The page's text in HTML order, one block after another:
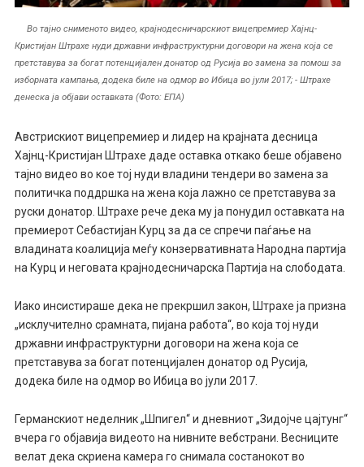
Во тајно снименото видео, крајнодесничарскиот вицепремиер Хајнц-
Кристијан Штрахе нуди државни инфраструктурни договори на жена која се
претставува за богат потенцијален донатор од Русија во замена за помош за
изборната кампања, додека биле на одмор во Ибица во јули 2017; - Штрахе
денеска ја објави оставката (Фото: ЕПА)
Австрискиот вицепремиер и лидер на крајната десница
Хајнц-Кристијан Штрахе даде оставка откако беше објавено
тајно видео во кое тој нуди владини тендери во замена за
политичка поддршка на жена која лажно се претставува за
руски донатор. Штрахе рече дека му ја понудил оставката на
премиерот Себастијан Курц за да се спречи паѓање на
владината коалиција меѓу конзервативната Народна партија
на Курц и неговата крајнодесничарска Партија на слободата.
Иако инсистираше дека не прекршил закон, Штрахе ја призна
„исклучително срамната, пијана работа“, во која тој нуди
државни инфраструктурни договори на жена која се
претставува за богат потенцијален донатор од Русија,
додека биле на одмор во Ибица во јули 2017.
Германскиот неделник „Шпигел“ и дневниот „Зидојче цајтунг“
вчера го објавија видеото на нивните вебстрани. Весниците
велат дека скриена камера го снимала состанокот во